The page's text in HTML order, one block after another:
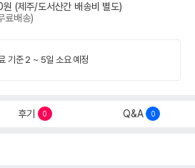
(제주/도서산간 배송비 별도)
료배송)
기준 2 ~ 5일 소요 예정
후기 0 Q&A 0